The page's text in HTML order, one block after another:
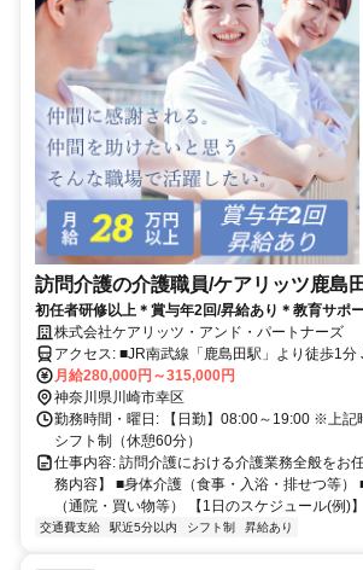
訪問介護の介護職員/ケアリッツ鹿島田
初任者研修以上＊賞与年2回/昇給あり＊教育サポ
あっても安心です♪大手ならではの手厚い福利厚
株式会社ケアリッツ・アンド・パートナーズ
アクセス: ■JR南武線「鹿島田駅」より徒歩1分 JR湘南新宿ライン・
JR横須賀線「新川崎駅」より徒歩5分
月給280,000円～315,000円
神奈川県川崎市幸区
勤務時間・曜日: 【日勤】08:00～19:00 ※上記
シフト制（休憩60分）
仕事内容: 訪問介護における介護業務全般をお
務内容】 ■身体介護（食事・入浴・排せつ等）
（通院・買い物等） 【1日のスケジュール(例)
交通費支給 駅近5分以内 シフト制 昇給あり